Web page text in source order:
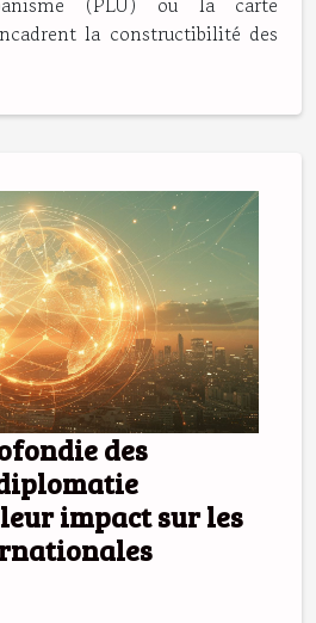
la constructibilité des
des
impact sur les